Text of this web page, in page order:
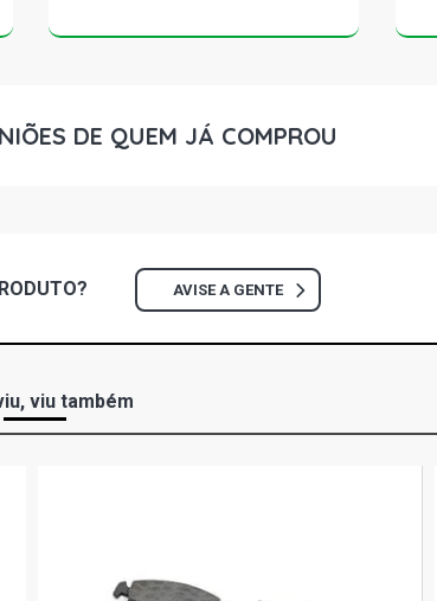
GASOLINA (2009 - 2012)
DURATEC FLEX (2012 - 2012)
DE QUEM JÁ COMPROU
AVISE A GENTE
viu também